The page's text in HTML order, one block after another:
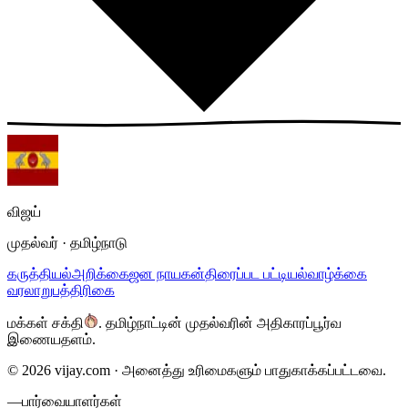
விஜய்
முதல்வர் · தமிழ்நாடு
கருத்தியல்அறிக்கைஜன நாயகன்திரைப்பட பட்டியல்வாழ்க்கை
வரலாறுபத்திரிகை
மக்கள் சக்தி . தமிழ்நாட்டின் முதல்வரின் அதிகாரப்பூர்வ
இணையதளம்.
© 2026 vijay.com · அனைத்து உரிமைகளும் பாதுகாக்கப்பட்டவை.
—பார்வையாளர்கள்